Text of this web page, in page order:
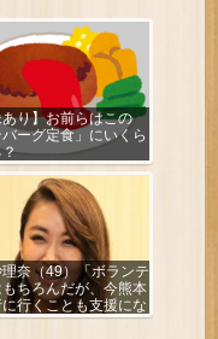
あり】お前らはこの
バーグ定食」にいくら
？
奈（49）「ボランテ
ちろんだが、今熊本
行くことも支援にな